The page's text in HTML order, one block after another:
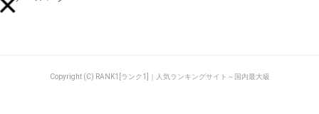
Copyright (C) RANK1[ランク1]｜人気ランキングサイト～国内最大級